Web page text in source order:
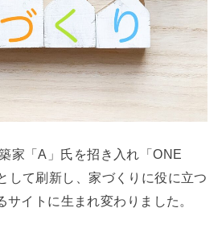
家「A」氏を招き入れ「ONE
して刷新し、家づくりに役に立つ
イトに生まれ変わりました。